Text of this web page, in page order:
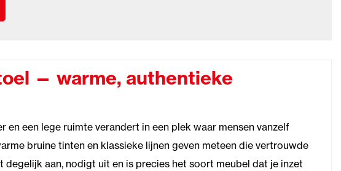
— warme, authentieke
en een lege ruimte verandert in een plek waar mensen vanzelf
bruine tinten en klassieke lijnen geven meteen die vertrouwde
degelijk aan, nodigt uit en is precies het soort meubel dat je inzet